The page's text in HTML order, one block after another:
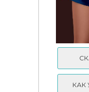
Макси-
КАК